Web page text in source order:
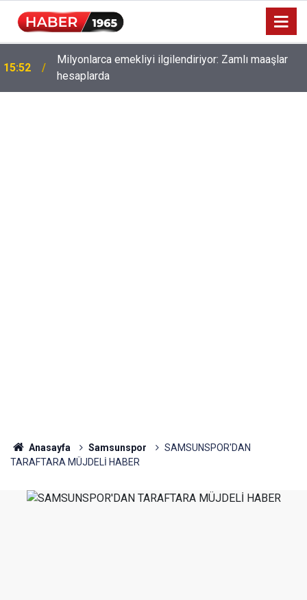
15:52
Milyonlarca emekliyi ilgilendiriyor: Zamlı maaşlar
hesaplarda
Anasayfa Samsunspor
SAMSUNSPOR'DAN
TARAFTARA MÜJDELİ HABER